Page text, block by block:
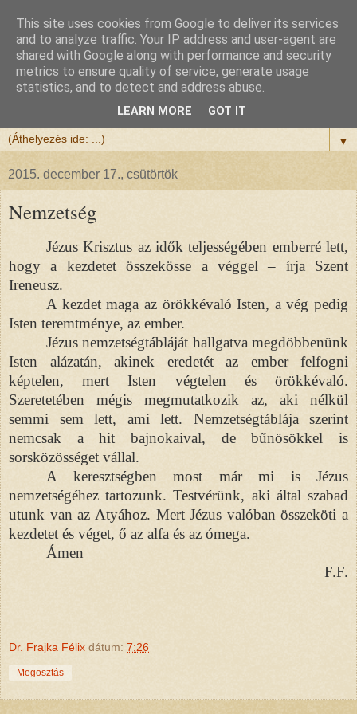
Félix atya
Szeretettel köszöntöm a honlapomra ellátogatót.
▼
2015. december 17., csütörtök
Nemzetség
Jézus Krisztus az idők teljességében emberré lett,
hogy a kezdetet összekösse a véggel – írja Szent
Ireneusz.
A kezdet maga az örökkévaló Isten, a vég pedig
Isten teremtménye, az ember.
Jézus nemzetségtábláját hallgatva megdöbbenünk
Isten alázatán, akinek eredetét az ember felfogni
képtelen, mert Isten végtelen és örökkévaló.
Szeretetében mégis megmutatkozik az, aki nélkül
semmi sem lett, ami lett. Nemzetségtáblája szerint
nemcsak a hit bajnokaival, de bűnösökkel is
sorsközösséget vállal.
A keresztségben most már mi is Jézus
nemzetségéhez tartozunk. Testvérünk, aki által szabad
utunk van az Atyához. Mert Jézus valóban összeköti a
kezdetet és véget, ő az alfa és az ómega.
Ámen
F.F.
Dr. Frajka Félix dátum: 7:26
Megosztás
This site uses cookies from Google to deliver its services
and to analyze traffic. Your IP address and user-agent are
shared with Google along with performance and security
metrics to ensure quality of service, generate usage
statistics, and to detect and address abuse.
LEARN MORE GOT IT